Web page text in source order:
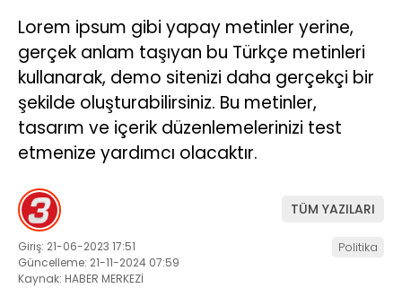
Lorem ipsum gibi yapay metinler yerine,
gerçek anlam taşıyan bu Türkçe metinleri
kullanarak, demo sitenizi daha gerçekçi bir
şekilde oluşturabilirsiniz. Bu metinler,
tasarım ve içerik düzenlemelerinizi test
etmenize yardımcı olacaktır.
TÜM YAZILARI
Giriş: 21-06-2023 17:51
Güncelleme: 21-11-2024 07:59
Kaynak: HABER MERKEZİ
Politika